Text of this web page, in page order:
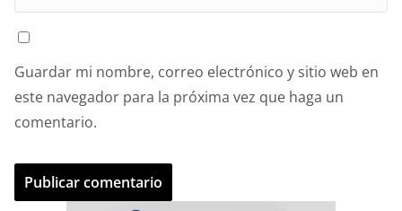
Guardar mi nombre, correo electrónico y sitio web en
este navegador para la próxima vez que haga un
comentario.